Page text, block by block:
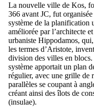
La nouvelle ville de Kos,
366 avant JC, fut
système de la planification
améliorée par l’architecte et
urbaniste Hippodamos,
les termes d’Aristote,
division des villes en blocs.
système apportait un plan
régulier, avec une grille de
parallèles se coupant à
créant ainsi des îlots de
(insulae).